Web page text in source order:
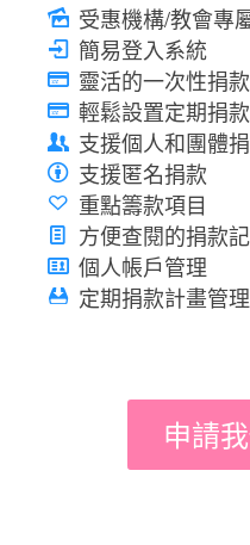
受惠機構/教會專
簡易登入系統
靈活的一次性捐款
輕鬆設置定期捐款
支援個人和團體
支援匿名捐款
重點籌款項目
方便查閱的捐款
個人帳戶管理
定期捐款計畫管理
申請